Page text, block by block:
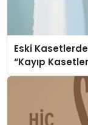
Eski
“Kayıp